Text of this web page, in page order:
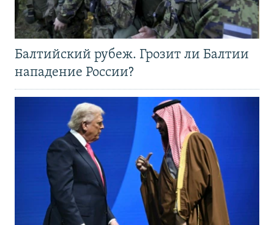
Балтийский рубеж. Грозит ли Балтии
нападение России?